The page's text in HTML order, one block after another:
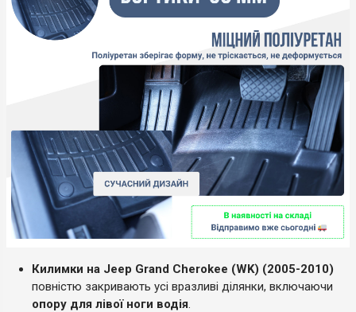
Килимки на Jeep Grand Cherokee (WK) (2005-2010)
повністю закривають усі вразливі ділянки, включаючи
опору для лівої ноги водія.